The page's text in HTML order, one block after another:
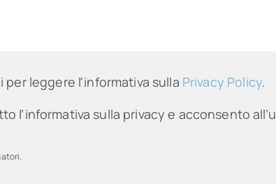
per leggere l'informativa sulla Privacy Policy.
l’informativa sulla privacy e acconsento